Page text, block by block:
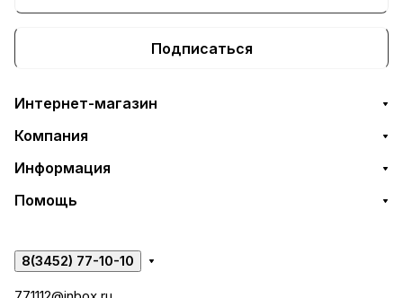
Подписаться
Интернет-магазин
Компания
Информация
Помощь
8(3452) 77-10-10